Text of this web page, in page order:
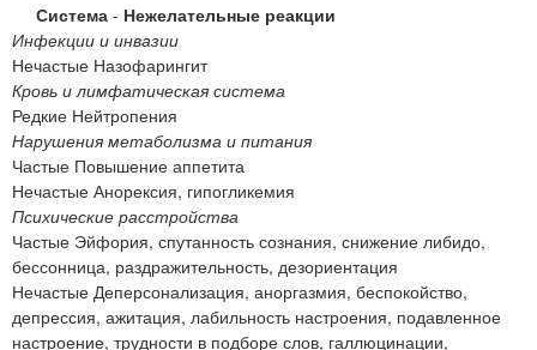
Система - Нежелательные реакции
Инфекции и инвазии
Нечастые Назофарингит
Кровь и лимфатическая система
Редкие Нейтропения
Нарушения метаболизма и питания
Частые Повышение аппетита
Нечастые Анорексия, гипогликемия
Психические расстройства
Частые Эйфория, спутанность сознания, снижение либидо,
бессонница, раздражительность, дезориентация
Нечастые Деперсонализация, аноргазмия, беспокойство,
депрессия, ажитация, лабильность настроения, подавленное
настроение, трудности в подборе слов, галлюцинации,